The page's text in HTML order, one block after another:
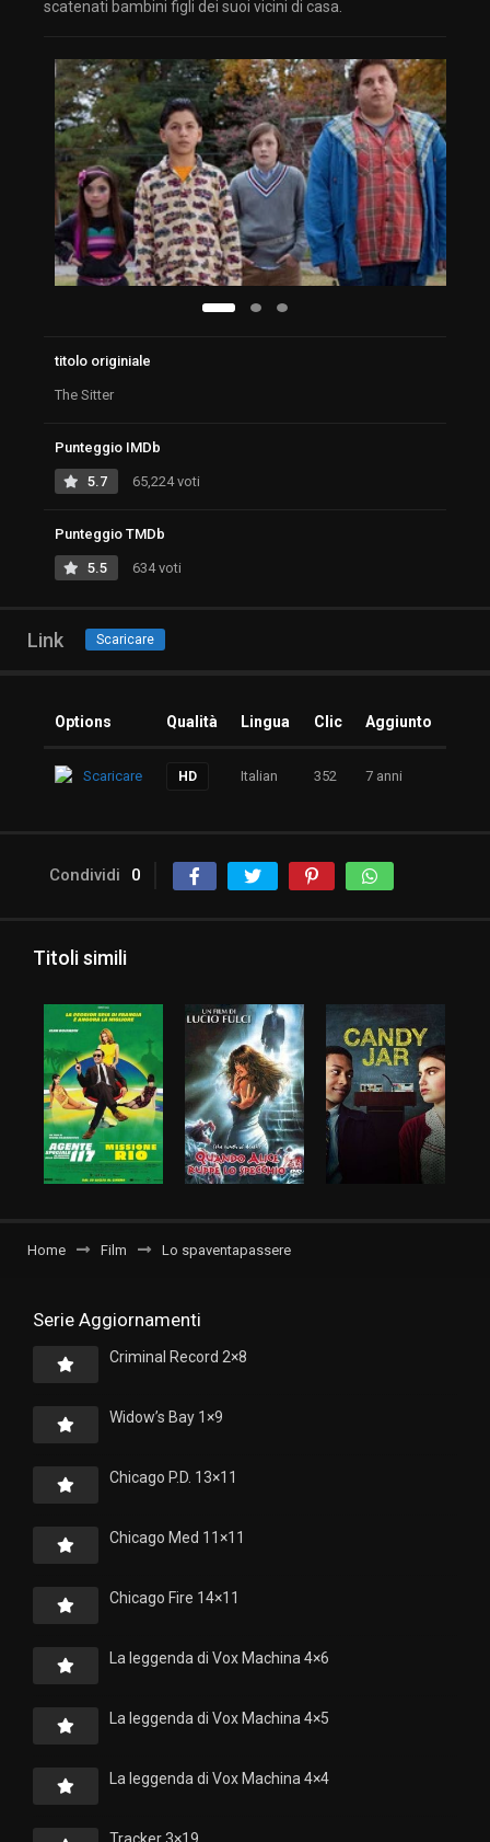
scatenati bambini figli dei suoi vicini di casa.
titolo originiale
The Sitter
Punteggio IMDb
5.7 65,224 voti
Punteggio TMDb
5.5 634 voti
Link Scaricare
Options Qualità Lingua Clic Aggiunto
Scaricare HD Italian 352 7 anni
Condividi 0
Titoli simili
Home Film Lo spaventapassere
Serie Aggiornamenti
Criminal Record 2×8
Widow’s Bay 1×9
Chicago P.D. 13×11
Chicago Med 11×11
Chicago Fire 14×11
La leggenda di Vox Machina 4×6
La leggenda di Vox Machina 4×5
La leggenda di Vox Machina 4×4